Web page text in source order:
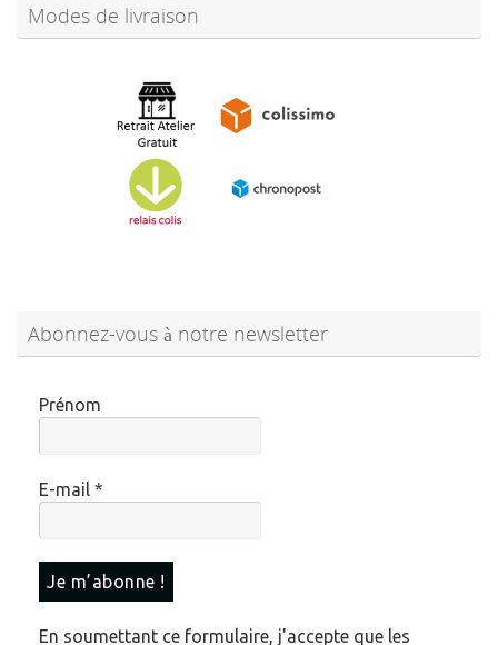
Modes de livraison
Abonnez-vous à notre newsletter
Prénom
E-mail *
En soumettant ce formulaire, j'accepte que les